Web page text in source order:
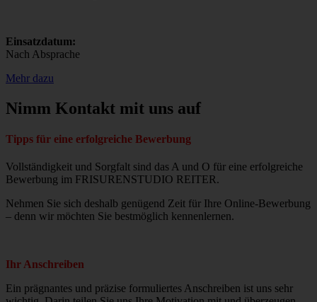
Einsatzdatum:
Nach Absprache
Mehr dazu
Nimm Kontakt mit uns auf
Tipps für eine erfolgreiche Bewerbung
Vollständigkeit und Sorgfalt sind das A und O für eine erfolgreiche
Bewerbung im FRISURENSTUDIO REITER.
Nehmen Sie sich deshalb genügend Zeit für Ihre Online-Bewerbung
– denn wir möchten Sie bestmöglich kennenlernen.
Ihr Anschreiben
Ein prägnantes und präzise formuliertes Anschreiben ist uns sehr